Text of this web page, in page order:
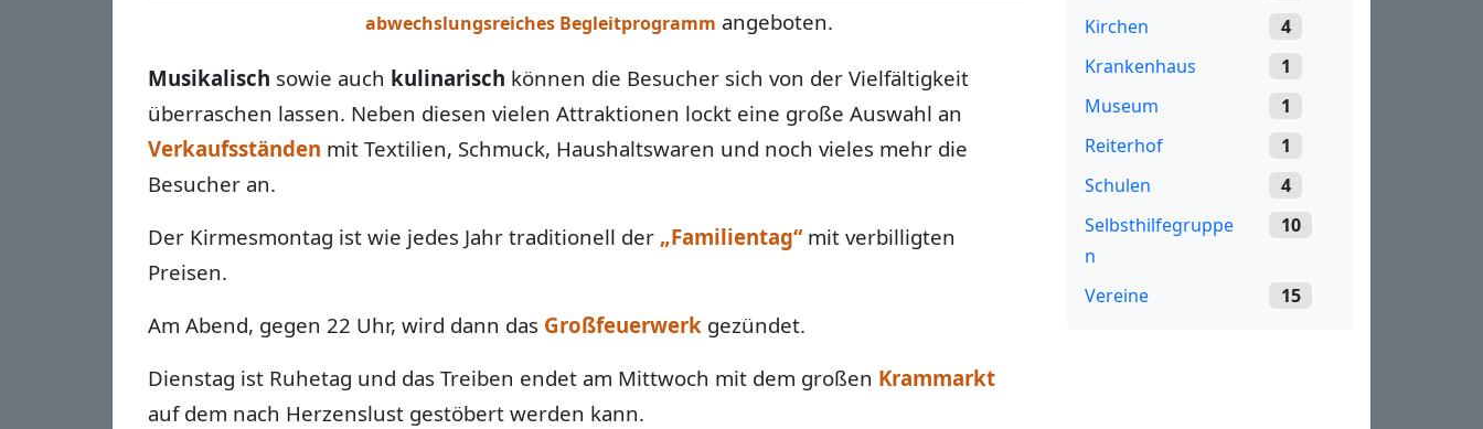
abwechslungsreiches Begleitprogramm angeboten.
Musikalisch sowie auch kulinarisch können die Besucher sich von der Vielfältigkeit
überraschen lassen. Neben diesen vielen Attraktionen lockt eine große Auswahl an
Verkaufsständen mit Textilien, Schmuck, Haushaltswaren und noch vieles mehr die
Besucher an.
Der Kirmesmontag ist wie jedes Jahr traditionell der „Familientag“ mit verbilligten
Preisen.
Am Abend, gegen 22 Uhr, wird dann das Großfeuerwerk gezündet.
Dienstag ist Ruhetag und das Treiben endet am Mittwoch mit dem großen Krammarkt
auf dem nach Herzenslust gestöbert werden kann.
Kirchen
4
Krankenhaus
1
Museum
1
Reiterhof
1
Schulen
4
Selbsthilfegruppe
n
10
Vereine 15